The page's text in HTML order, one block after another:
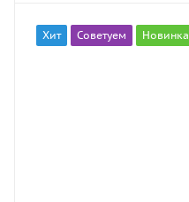
Хит Советуем Новинка